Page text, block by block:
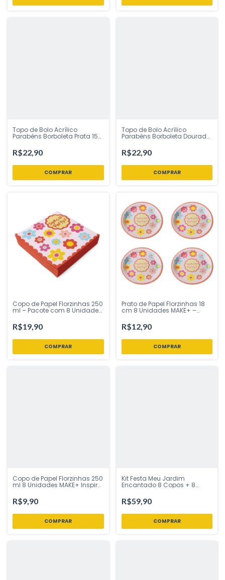
Topo de Bolo Acrílico
Parabéns Borboleta Prata 15
Festa Loja
R$22,90
Topo de Bolo Acrílico
Parabéns Borboleta Dourado
Festa Loja
R$22,90
Copo de Papel Florzinhas 250
ml – Pacote com 8 Unidades
Loja
R$19,90
Prato de Papel Florzinhas 18
cm 8 Unidades MAKE+ –
R$12,90
Copo de Papel Florzinhas 250
ml 8 Unidades MAKE+ Inspire
R$9,90
Kit Festa Meu Jardim
Encantado 8 Copos + 8
Regina Festas - Inspire sua
Festa Loja
R$59,90